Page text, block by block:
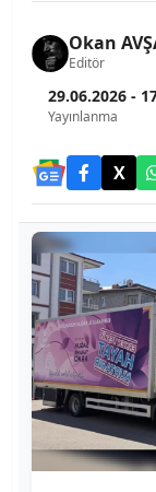
Okan
Editör
29.06.2026 -
Yayınlanma